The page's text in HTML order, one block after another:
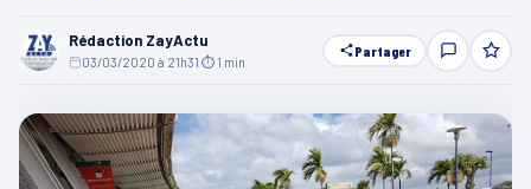
Rédaction ZayActu
03/03/2020 à 21h31 ⏱ 1 min
Partager